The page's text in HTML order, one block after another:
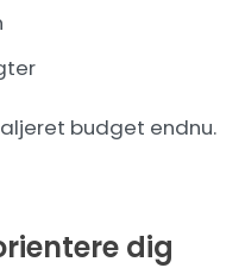
budget endnu.
dig